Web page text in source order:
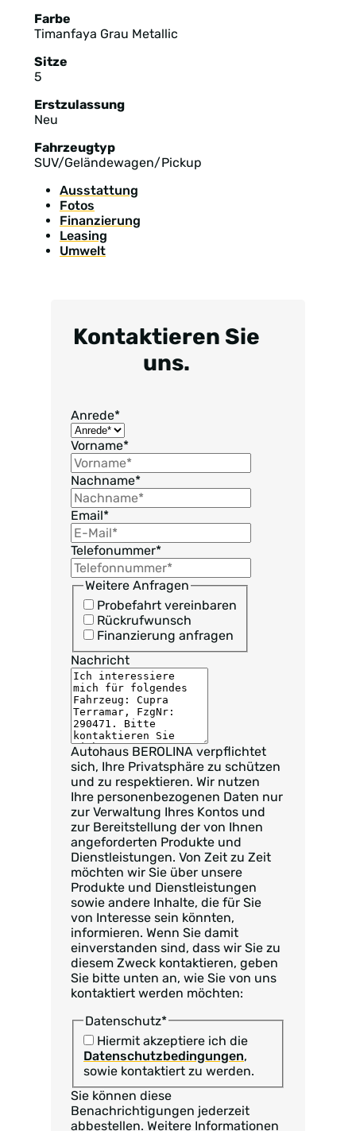
Farbe
Timanfaya Grau Metallic
Sitze
5
Erstzulassung
Neu
Fahrzeugtyp
SUV/Geländewagen/Pickup
Ausstattung
Fotos
Finanzierung
Leasing
Umwelt
Kontaktieren Sie
uns.
Anrede*
Vorname*
Nachname*
Email*
Telefonummer*
Weitere Anfragen
Probefahrt vereinbaren
Rückrufwunsch
Finanzierung anfragen
Nachricht
Autohaus BEROLINA verpflichtet
sich, Ihre Privatsphäre zu schützen
und zu respektieren. Wir nutzen
Ihre personenbezogenen Daten nur
zur Verwaltung Ihres Kontos und
zur Bereitstellung der von Ihnen
angeforderten Produkte und
Dienstleistungen. Von Zeit zu Zeit
möchten wir Sie über unsere
Produkte und Dienstleistungen
sowie andere Inhalte, die für Sie
von Interesse sein könnten,
informieren. Wenn Sie damit
einverstanden sind, dass wir Sie zu
diesem Zweck kontaktieren, geben
Sie bitte unten an, wie Sie von uns
kontaktiert werden möchten:
Datenschutz*
Hiermit akzeptiere ich die
Datenschutzbedingungen,
sowie kontaktiert zu werden.
Sie können diese
Benachrichtigungen jederzeit
abbestellen. Weitere Informationen